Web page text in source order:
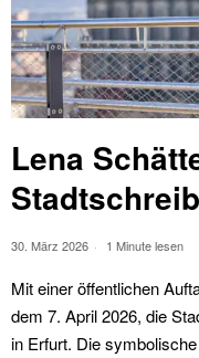
Lena
30. März 2026 1 Minute lesen
Mit einer öffentlichen
dem 7. April 2026, die
in Erfurt. Die